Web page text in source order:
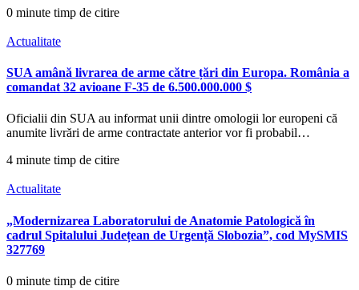
0 minute timp de citire
Actualitate
SUA amână livrarea de arme către țări din Europa. România a
comandat 32 avioane F-35 de 6.500.000.000 $
Oficialii din SUA au informat unii dintre omologii lor europeni că
anumite livrări de arme contractate anterior vor fi probabil…
4 minute timp de citire
Actualitate
„Modernizarea Laboratorului de Anatomie Patologică în
cadrul Spitalului Județean de Urgență Slobozia”, cod MySMIS
327769
0 minute timp de citire